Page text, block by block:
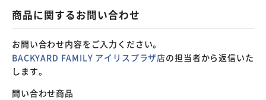
商品に関するお問い合わせ
お問い合わせ内容をご入力ください。
BACKYARD FAMILY アイリスプラザ店の担当者から返信いた
します。
問い合わせ商品